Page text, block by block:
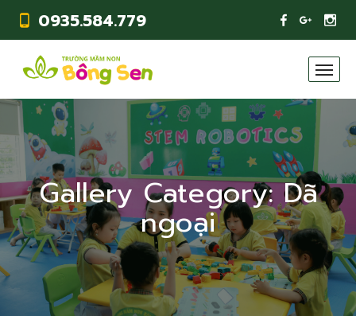
0935.584.779
Gallery Category:Dã
ngoại